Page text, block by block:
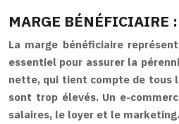
MARGE BÉNÉFICIAIRE
La marge bénéficiaire
essentiel pour assurer la
nette, qui tient compte de tous
sont trop élevés. Un e-
salaires, le loyer et le marketing.